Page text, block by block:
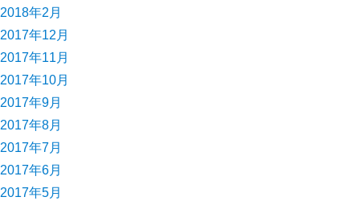
2018年2月
2017年12月
2017年11月
2017年10月
2017年9月
2017年8月
2017年7月
2017年6月
2017年5月